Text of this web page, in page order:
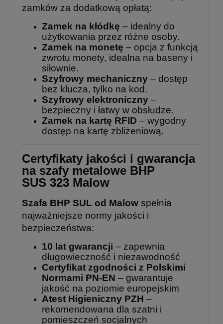
zamków za dodatkową opłatą:
Zamek na kłódkę – idealny do
użytkowania przez różne osoby.
Zamek na monetę – opcja z funkcją
zwrotu monety, idealna na baseny i
siłownie.
Szyfrowy mechaniczny – dostęp
bez klucza, tylko na kod.
Szyfrowy elektroniczny –
bezpieczny i łatwy w obsłudze.
Zamek na kartę RFID – wygodny
dostęp na kartę zbliżeniową.
Certyfikaty jakości i gwarancja
na szafy metalowe BHP
SUS 323 Malow
Szafa BHP SUL od Malow spełnia
najważniejsze normy jakości i
bezpieczeństwa:
10 lat gwarancji – zapewnia
długowieczność i niezawodność
Certyfikat zgodności z Polskimi
Normami PN-EN – gwarantuje
jakość na poziomie europejskim
Atest Higieniczny PZH –
rekomendowana dla szatni i
pomieszczeń socjalnych